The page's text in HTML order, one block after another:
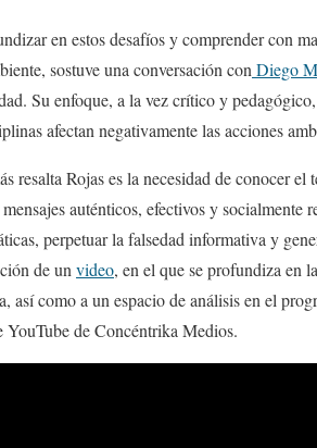
en estos desafíos y comprender con
sostuve una conversación con Diego
Su enfoque, a la vez crítico y
afectan negativamente las acciones
resalta Rojas es la necesidad de conocer
auténticos, efectivos y
perpetuar la falsedad informativa y
de un video, en el que se profundiza en
así como a un espacio de análisis en el
YouTube de Concéntrika Medios.